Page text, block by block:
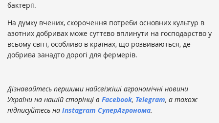
бактерії.
На думку вчених, скорочення потреби основних культур в
азотних добривах може суттєво вплинути на господарство у
всьому світі, особливо в країнах, що розвиваються, де
добрива занадто дорогі для фермерів.
Дізнавайтесь першими найсвіжіші агрономічні новини
України на нашій сторінці в Facebook, Telegram, а також
підписуйтесь на Instagram СуперАгронома.